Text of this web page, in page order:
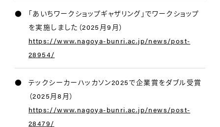
「あいちワークショップギャザリング」でワークショップ
を実施しました（2025月9月）
https://www.nagoya-bunri.ac.jp/news/post-
28954/
テックシーカーハッカソン2025で企業賞をダブル受賞
（2025月8月）
https://www.nagoya-bunri.ac.jp/news/post-
28479/